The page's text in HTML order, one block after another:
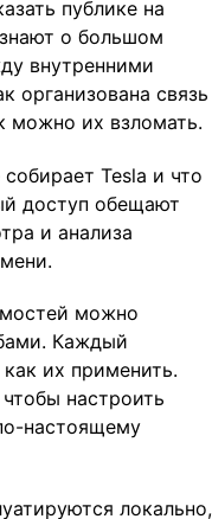
публике на
о большом
внутренними
организована связь
можно их взломать.
Tesla и что
доступ обещают
и анализа
можно
Каждый
их применить.
настроить
настоящему
локально,